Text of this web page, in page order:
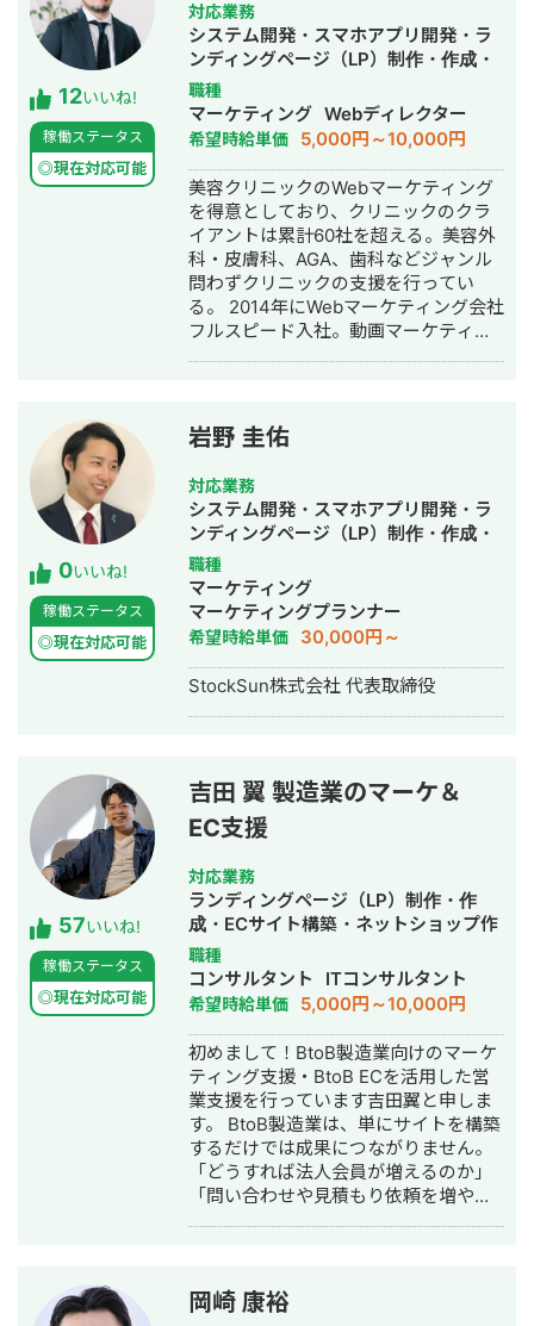
12いいね!
稼働ステータス
◎現在対応可能
対応業務
システム開発・スマホアプリ開発・ラ
ンディングページ（LP）制作・作成・
Youtubeチャンネル運営代行・立ち上
げ・ECサイト構築・ネットショップ作
成代行・SEO対策・新規事業立上・
SNS運用代行・記事作成代行・ライテ
ィング・ホームページ制作・作成・バ
ナー制作・デザイン・ロゴデザイン・
作成・リスティング広告運用代行・オ
ウンドメディア制作・構築・運用代
行・動画制作・動画編集・営業代行
職種
マーケティング Webディレクター
希望時給単価 5,000円～10,000円
美容クリニックのWebマーケティング
を得意としており、クリニックのクラ
イアントは累計60社を超える。美容外
科・皮膚科、AGA、歯科などジャンル
問わずクリニックの支援を行ってい
る。 2014年にWebマーケティング会社
フルスピード入社。動画マーケティン
独立。 独立後はフリーランスとなり、
フロントエンドエンジニア兼総合Web
マーケターとして活動。現在はWebコ
ンサルティング会社を創設し、法人と
してStockSunに参画。
0いいね!
稼働ステータス
◎現在対応可能
岩野 圭佑
対応業務
システム開発・スマホアプリ開発・ラ
ンディングページ（LP）制作・作成・
Youtubeチャンネル運営代行・立ち上
げ・ECサイト構築・ネットショップ作
成代行・SEO対策・新規事業立上・
SNS運用代行・ホームページ制作・作
成・リスティング広告運用代行・動画
制作・動画編集
職種
マーケティング
マーケティングプランナー
希望時給単価 30,000円～
StockSun株式会社 代表取締役
57いいね!
稼働ステータス
◎現在対応可能
吉田 翼 製造業のマーケ＆
EC支援
対応業務
ランディングページ（LP）制作・作
成・ECサイト構築・ネットショップ作
成代行・SEO対策・新規事業立上・記
事作成代行・ライティング・ホームペ
ージ制作・作成・リスティング広告運
用代行・オウンドメディア制作・構
築・運用代行・営業代行・AI活用
職種
コンサルタント ITコンサルタント
希望時給単価 5,000円～10,000円
初めまして！BtoB製造業向けのマーケ
ティング支援・BtoB ECを活用した営
業支援を行っています吉田翼と申しま
す。 BtoB製造業は、単にサイトを構築
するだけでは成果につながりません。
「どうすれば法人会員が増えるのか」
「問い合わせや見積もり依頼を増やせ
います。 支援内容としては、SEO・コ
ンテンツマーケティング、LP制作、広
岡崎 康裕